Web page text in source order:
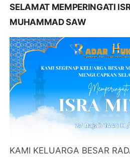
SELAMAT MEMPERINGATI
MUHAMMAD SAW
KAMI KELUARGA BESAR